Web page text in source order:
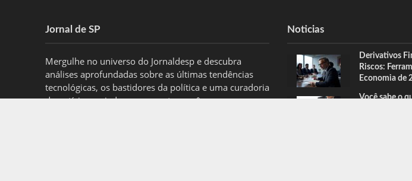
Jornal de SP
Mergulhe no universo do Jornaldesp e descubra
análises aprofundadas sobre as últimas tendências
tecnológicas, os bastidores da política e uma curadoria
de notícias variadas para manter você sempre
Noticias
Derivativos
Riscos:
Economia de
Você sabe o